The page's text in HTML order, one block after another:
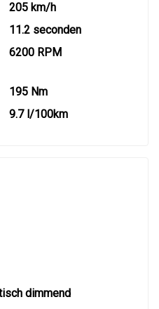
205 km/h
11.2 seconden
6200 RPM
195 Nm
9.7 l/100km
dimmend